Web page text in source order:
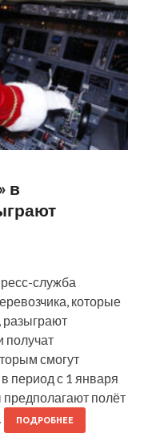
в
служба
которые
разыграют
получат
смогут
период с 1 января
предполагают полёт
ПОДРОБНЕЕ